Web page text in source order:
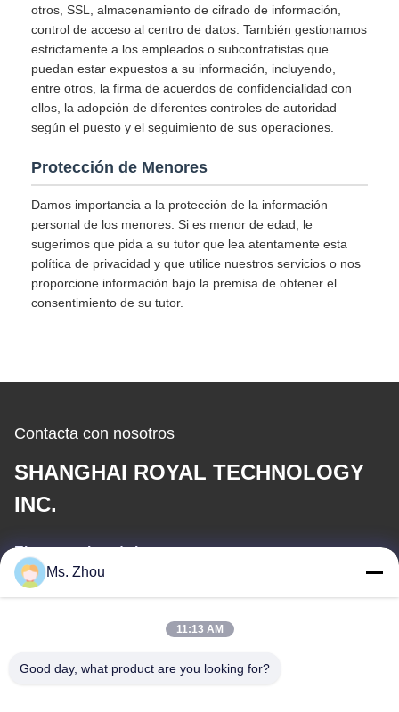
otros, SSL, almacenamiento de cifrado de información,
control de acceso al centro de datos. También gestionamos
estrictamente a los empleados o subcontratistas que
puedan estar expuestos a su información, incluyendo,
entre otros, la firma de acuerdos de confidencialidad con
ellos, la adopción de diferentes controles de autoridad
según el puesto y el seguimiento de sus operaciones.
Protección de Menores
Damos importancia a la protección de la información
personal de los menores. Si es menor de edad, le
sugerimos que pida a su tutor que lea atentamente esta
política de privacidad y que utilice nuestros servicios o nos
proporcione información bajo la premisa de obtener el
consentimiento de su tutor.
Contacta con nosotros
SHANGHAI ROYAL TECHNOLOGY
INC.
El correo electrónico
Ms. Zhou
11:13 AM
Good day, what product are you looking for?